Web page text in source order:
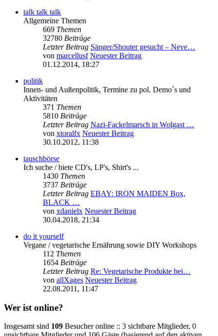
talk talk talk
Allgemeine Themen
669 Themen
32780 Beiträge
Letzter Beitrag Sänger/Shouter gesucht – Neve…
von marcellusf Neuester Beitrag
01.12.2014, 18:27
politik
Innen- und Außenpolitik, Termine zu pol. Demo´s und
Aktivitäten
371 Themen
5810 Beiträge
Letzter Beitrag Nazi-Fackelmarsch in Wolgast …
von xtoralfx Neuester Beitrag
30.10.2012, 11:38
tauschbörse
Ich suche / biete CD's, LP's, Shirt's ...
1430 Themen
3737 Beiträge
Letzter Beitrag EBAY: IRON MAIDEN Box,
BLACK …
von xdanielx Neuester Beitrag
30.04.2018, 21:34
do it yourself
Vegane / vegetarische Ernährung sowie DIY Workshops
112 Themen
1654 Beiträge
Letzter Beitrag Re: Vegetarische Produkte bei…
von allXages Neuester Beitrag
22.08.2011, 11:47
Wer ist online?
Insgesamt sind 109 Besucher online :: 3 sichtbare Mitglieder, 0